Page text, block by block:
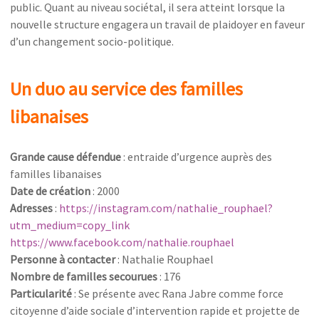
public. Quant au niveau sociétal, il sera atteint lorsque la
nouvelle structure engagera un travail de plaidoyer en faveur
d’un changement socio-politique.
Un duo au service des familles
libanaises
Grande cause défendue : entraide d’urgence auprès des
familles libanaises
Date de création : 2000
Adresses : https://instagram.com/nathalie_rouphael?
utm_medium=copy_link
https://www.facebook.com/nathalie.rouphael
Personne à contacter: Nathalie Rouphael
Nombre de familles secourues : 176
Particularité : Se présente avec Rana Jabre comme force
citoyenne d’aide sociale d’intervention rapide et projette de